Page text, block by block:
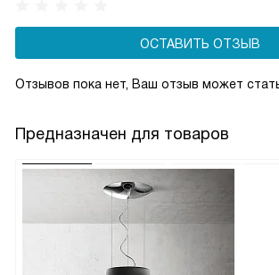
ОСТАВИТЬ ОТЗЫВ
Отзывов пока нет, Ваш отзыв может
Предназначен для товаров